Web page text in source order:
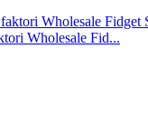
Wholesale Fid...